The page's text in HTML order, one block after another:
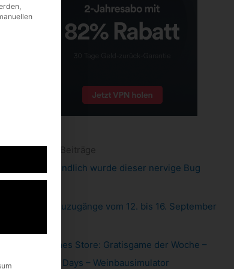
Pixel 6: endlich wurde dieser nervige Bug
Xbox: Neuzugänge vom 12. bis 16. September
Epic Games Store: Gratisgame der Woche –
Hundred Days – Weinbausimulator